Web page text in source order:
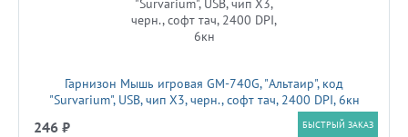
Гарнизон Мышь игровая GM-740G, "Альтаир", код
"Survarium", USB, чип Х3, черн., софт тач, 2400 DPI, 6кн
246 ₽ БЫСТРЫЙ ЗАКАЗ